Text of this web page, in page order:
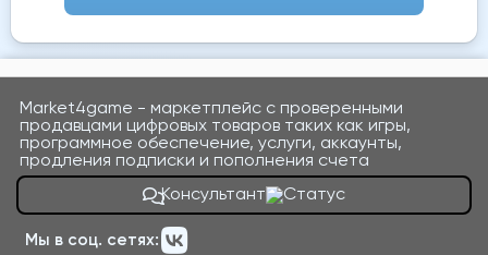
Market4game - маркетплейс с проверенными
продавцами цифровых товаров таких как игры,
программное обеспечение, услуги, аккаунты,
продления подписки и пополнения счета
Консультант
Мы в соц. сетях: